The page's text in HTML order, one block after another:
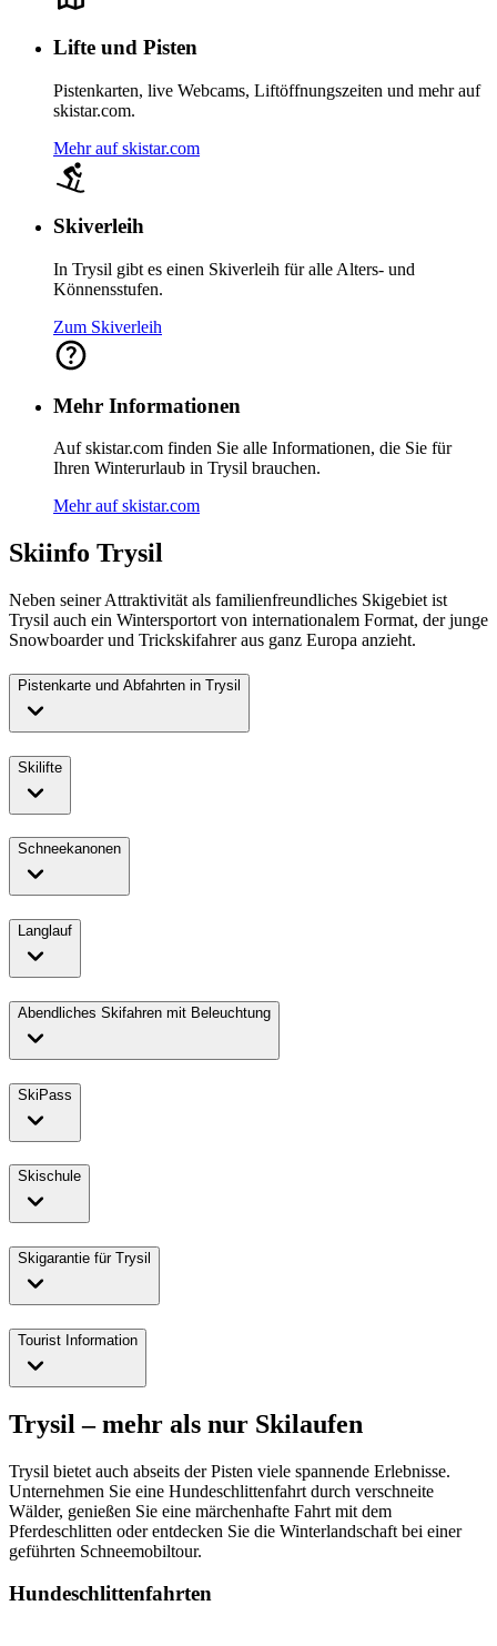
Lifte und Pisten
Pistenkarten, live Webcams, Liftöffnungszeiten und mehr auf
skistar.com.
Mehr auf skistar.com
Skiverleih
In Trysil gibt es einen Skiverleih für alle Alters- und
Könnensstufen.
Zum Skiverleih
Mehr Informationen
Auf skistar.com finden Sie alle Informationen, die Sie für
Ihren Winterurlaub in Trysil brauchen.
Mehr auf skistar.com
Skiinfo Trysil
Neben seiner Attraktivität als familienfreundliches Skigebiet ist
Trysil auch ein Wintersportort von internationalem Format, der junge
Snowboarder und Trickskifahrer aus ganz Europa anzieht.
Pistenkarte und Abfahrten in Trysil
Skilifte
Schneekanonen
Langlauf
Abendliches Skifahren mit Beleuchtung
SkiPass
Skischule
Skigarantie für Trysil
Tourist Information
Trysil – mehr als nur Skilaufen
Trysil bietet auch abseits der Pisten viele spannende Erlebnisse.
Unternehmen Sie eine Hundeschlittenfahrt durch verschneite
Wälder, genießen Sie eine märchenhafte Fahrt mit dem
Pferdeschlitten oder entdecken Sie die Winterlandschaft bei einer
geführten Schneemobiltour.
Hundeschlittenfahrten